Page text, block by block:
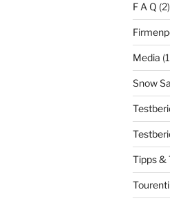
F A Q (2)
Media
Snow
Tipps &